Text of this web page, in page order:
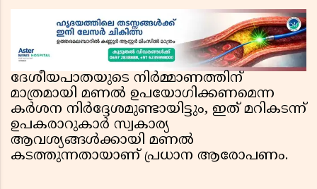
ദേശീയപാതയുടെ നിർമ്മാണത്തിന്
മാത്രമായി മണൽ ഉപയോഗിക്കണമെന്ന
കർശന നിർദ്ദേശമുണ്ടായിട്ടും, ഇത് മറികടന്ന്
ഉപകരാറുകാർ സ്വകാര്യ
ആവശ്യങ്ങൾക്കായി മണൽ
കടത്തുന്നതായാണ് പ്രധാന ആരോപണം.